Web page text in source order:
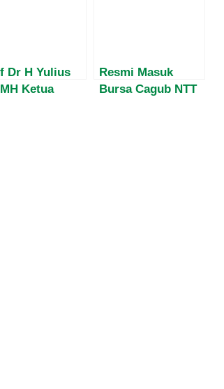
Dr H Yulius
Ketua
Resmi Masuk
Bursa Cagub NTT